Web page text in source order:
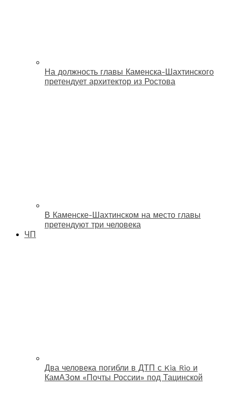
На должность главы Каменска-Шахтинского
претендует архитектор из Ростова
В Каменске-Шахтинском на место главы
претендуют три человека
ЧП
Два человека погибли в ДТП с Kia Rio и
КамАЗом «Почты России» под Тацинской